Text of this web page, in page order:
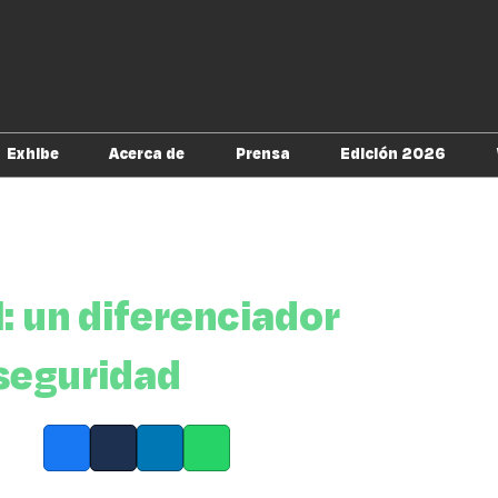
Exhibe
Acerca de
Prensa
Edición 2026
Directorio de
un diferenciador